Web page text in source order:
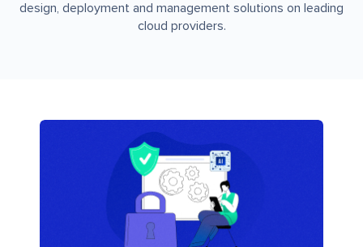
design, deployment and management solutions on leading
cloud providers.